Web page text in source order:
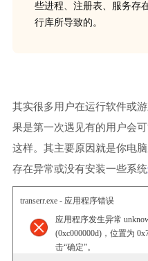
些进程、注册表、服务存
行库所导致的。
其实很多用户在运行软件或
果是第一次遇见有的用户会
这样。其主要原因就是你电
存在异常或没有安装一些系统
transerr.exe - 应用程序错误
应用程序发生异常
(0xc000000d)，位置为
击“确定”。